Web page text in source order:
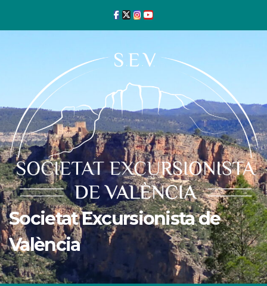
Societat Excursionista de
València